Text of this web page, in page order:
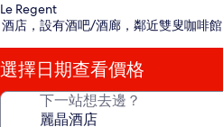
星
級
住
宿
Le Regent
酒店，設有酒吧/酒廊，鄰近雙叟咖啡館
選擇日期查看價格
下一站想去邊？